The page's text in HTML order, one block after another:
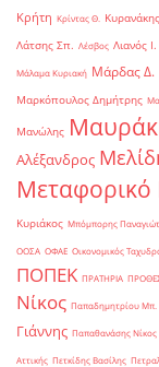
Κρήτη Κρίντας Θ.
Λάτσης Σπ. Λέσβος Λιανός Ι.
Μάλαμα Κυριακή Μάρδας Δ.
Μαρκόπουλος Δημήτρης
Μανώλης
Αλέξανδρος
Μεταφορικό
Κυριάκος Μπόμπορης
ΟΟΣΑ ΟΦΑΕ Οικονομικός
ΠΟΠΕΚ ΠΡΑΤΗΡΙΑ
Νίκος Παπαδημητρίου Μπ.
Γιάννης Παπαθανάσης Νίκος
Αττικής Πετκίδης Βασίλης